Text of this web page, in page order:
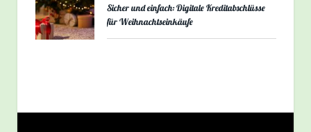
Sicher und einfach: Digitale Kreditabschlüsse
für Weihnachtseinkäufe